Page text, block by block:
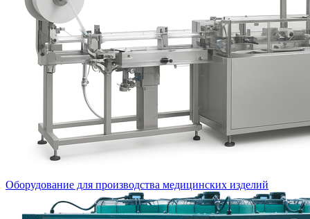
Оборудование для производства медицинских изделий